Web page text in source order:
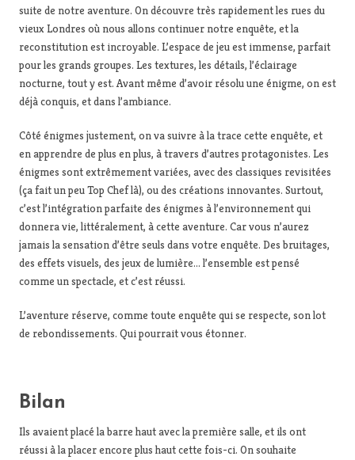
suite de notre aventure. On découvre très rapidement les rues du
vieux Londres où nous allons continuer notre enquête, et la
reconstitution est incroyable. L’espace de jeu est immense, parfait
pour les grands groupes. Les textures, les détails, l’éclairage
nocturne, tout y est. Avant même d’avoir résolu une énigme, on est
déjà conquis, et dans l’ambiance.
Côté énigmes justement, on va suivre à la trace cette enquête, et
en apprendre de plus en plus, à travers d’autres protagonistes. Les
énigmes sont extrêmement variées, avec des classiques revisitées
(ça fait un peu Top Chef là), ou des créations innovantes. Surtout,
c’est l’intégration parfaite des énigmes à l’environnement qui
donnera vie, littéralement, à cette aventure. Car vous n’aurez
jamais la sensation d’être seuls dans votre enquête. Des bruitages,
des effets visuels, des jeux de lumière… l’ensemble est pensé
comme un spectacle, et c’est réussi.
L’aventure réserve, comme toute enquête qui se respecte, son lot
de rebondissements. Qui pourrait vous étonner.
Bilan
Ils avaient placé la barre haut avec la première salle, et ils ont
réussi à la placer encore plus haut cette fois-ci. On souhaite